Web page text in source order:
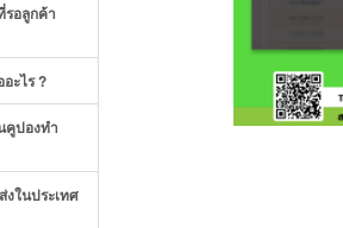
อลูกค้า
ะไร ?
คูปองทำ
ในประเทศ